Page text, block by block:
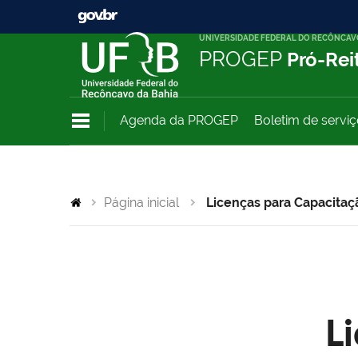
UNIVERSIDADE FEDERAL DO
PROGEP Pró-
Agenda da PROGEP Boletim de
Página inicial Licenças para